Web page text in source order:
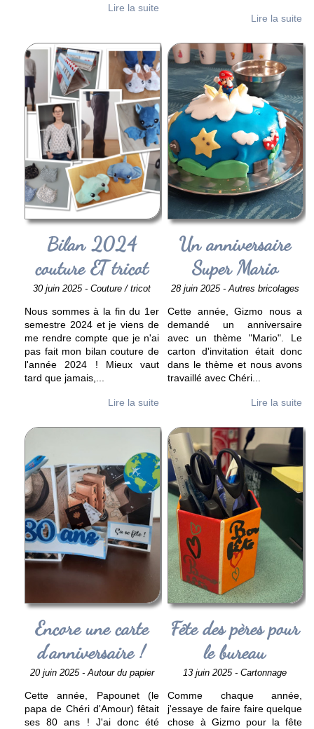
Lire la suite
Lire la suite
Bilan 2024
couture ET tricot
30 juin 2025 - Couture / tricot
Nous sommes à la fin du 1er
semestre 2024 et je viens de
me rendre compte que je n'ai
pas fait mon bilan couture de
l'année 2024 ! Mieux vaut
tard que jamais,
Lire la suite
Un anniversaire
Super Mario
28 juin 2025 - Autres bricolages
Cette année, Gizmo nous a
demandé un anniversaire
avec un thème "Mario". Le
carton d'invitation était donc
dans le thème et nous avons
travaillé avec Chéri
Lire la suite
Encore une carte
d'anniversaire !
20 juin 2025 - Autour du papier
Cette année, Papounet (le
papa de Chéri d'Amour) fêtait
ses 80 ans ! J'ai donc été
Fête des pères pour
le bureau
13 juin 2025 - Cartonnage
Comme chaque année,
j'essaye de faire faire quelque
chose à Gizmo pour la fête